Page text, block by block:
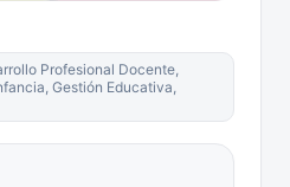
Profesional Docente,
Gestión Educativa,